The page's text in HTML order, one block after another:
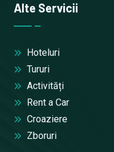
Alte Servicii
Hoteluri
Tururi
Activități
Rent a Car
Croaziere
Zboruri